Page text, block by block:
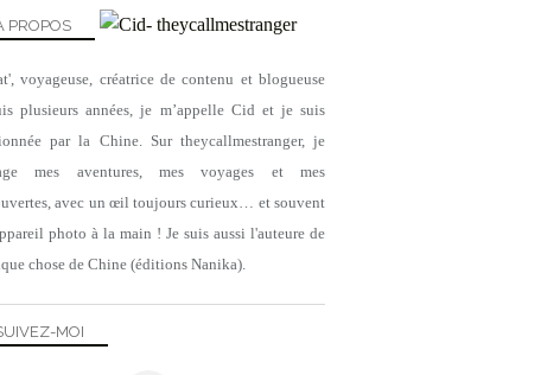
MOI
PROPOS
voyageuse, créatrice de contenu et blogueuse
plusieurs années, je m’appelle Cid et je suis
par la Chine. Sur theycallmestranger, je
mes aventures, mes voyages et mes
avec un œil toujours curieux… et souvent
photo à la main ! Je suis aussi l'auteure de
chose de Chine (éditions Nanika).